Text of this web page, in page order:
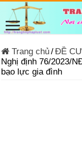
Trang chủ/ĐỀ
Nghị định 76/2023/
bạo lực gia đình